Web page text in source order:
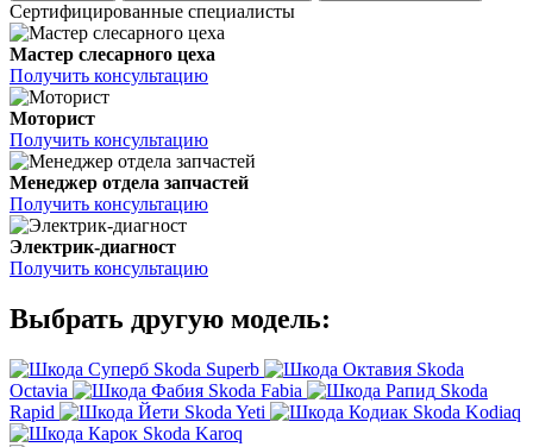
Сертифицированные специалисты
Мастер слесарного цеха
Получить консультацию
Моторист
Получить консультацию
Менеджер отдела запчастей
Получить консультацию
Электрик-диагност
Получить консультацию
Выбрать другую модель:
Skoda Superb
Skoda
Octavia
Skoda Fabia
Skoda
Rapid
Skoda Yeti
Skoda Kodiaq
Skoda Karoq